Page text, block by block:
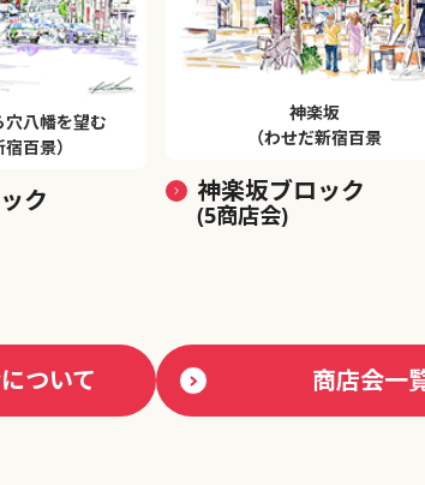
穴八幡を望む
宿百景）
ク
神楽坂
（わせだ新宿百景
神楽坂ブロック
(5商店会)
ついて 商店会一